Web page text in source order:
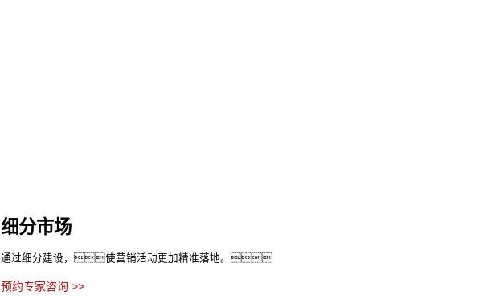
细分市场
通过细分建设，使营销活动更加精准落地。
预约专家咨询 >>